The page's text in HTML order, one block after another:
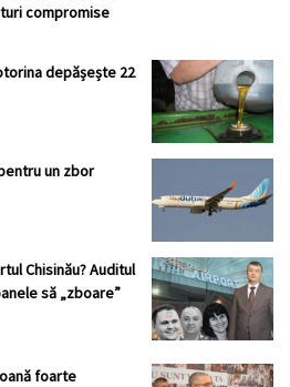
compromise
depășește 22
un zbor
Chisinău? Auditul
să „zboare”
foarte